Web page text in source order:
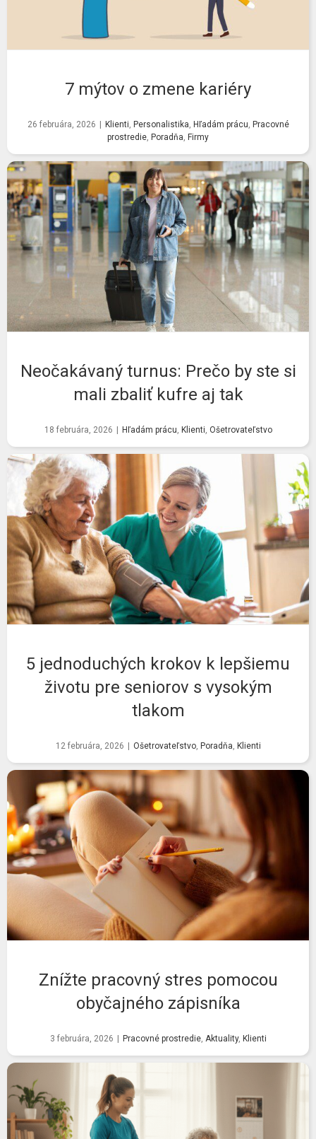
7 mýtov o zmene kariéry
26 februára, 2026 Klienti, Personalistika, Hľadám prácu, Pracovné
prostredie, Poradňa, Firmy
Neočakávaný turnus: Prečo by ste si
mali zbaliť kufre aj tak
18 februára, 2026 Hľadám prácu, Klienti, Ošetrovateľstvo
5 jednoduchých krokov k lepšiemu
životu pre seniorov s vysokým
tlakom
12 februára, 2026 Ošetrovateľstvo, Poradňa, Klienti
Znížte pracovný stres pomocou
obyčajného zápisníka
3 februára, 2026 Pracovné prostredie, Aktuality, Klienti